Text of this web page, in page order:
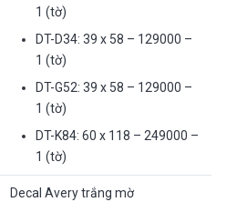
1 (tờ)
DT-D34: 39 x 58 – 129000 –
1 (tờ)
DT-G52: 39 x 58 – 129000 –
1 (tờ)
DT-K84: 60 x 118 – 249000 –
1 (tờ)
Decal Avery trắng mờ